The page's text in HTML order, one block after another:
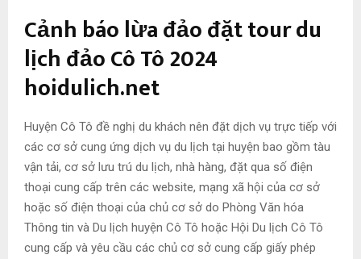
Cảnh báo lừa đảo đặt tour du
lịch đảo Cô Tô 2024
hoidulich.net
Huyện Cô Tô đề nghị du khách nên đặt dịch vụ trực tiếp với
các cơ sở cung ứng dịch vụ du lịch tại huyện bao gồm tàu
vận tải, cơ sở lưu trú du lịch, nhà hàng, đặt qua số điện
thoại cung cấp trên các website, mạng xã hội của cơ sở
hoặc số điện thoại của chủ cơ sở do Phòng Văn hóa
Thông tin và Du lịch huyện Cô Tô hoặc Hội Du lịch Cô Tô
cung cấp và yêu cầu các chủ cơ sở cung cấp giấy phép